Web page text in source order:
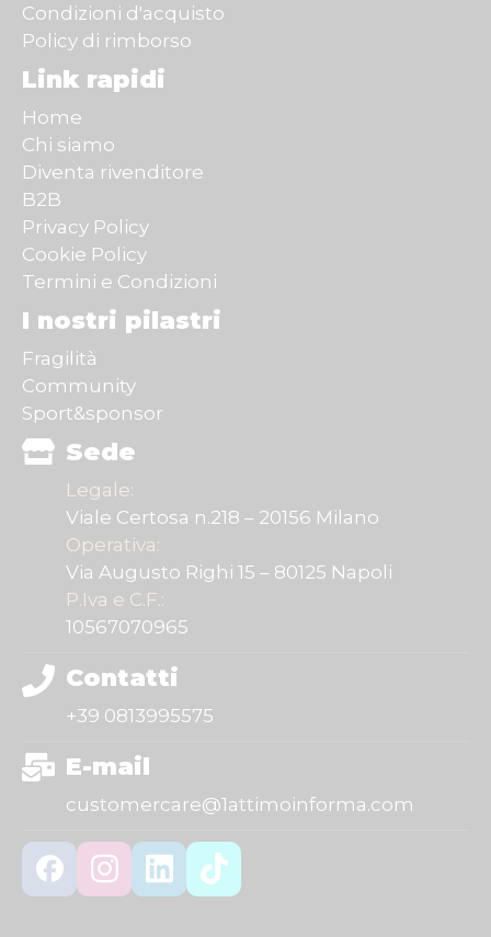
Condizioni d'acquisto
Policy di rimborso
Link rapidi
Home
Chi siamo
Diventa rivenditore
B2B
Privacy Policy
Cookie Policy
Termini e Condizioni
I nostri pilastri
Fragilità
Community
Sport&sponsor
Sede
Legale:
Viale Certosa n.218 – 20156 Milano
Operativa:
Via Augusto Righi 15 – 80125 Napoli
P.Iva e C.F.:
10567070965
Contatti
+39 0813995575
E-mail
customercare@1attimoinforma.com